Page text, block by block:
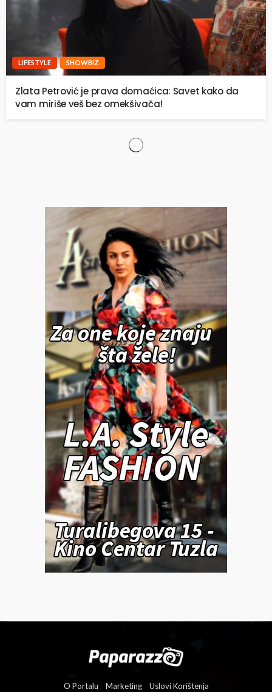
LIFESTYLE SHOWBIZ
Zlata Petrović je prava domaćica: Savet kako da
vam miriše veš bez omekšivača!
O Portalu Marketing Uslovi Korištenja